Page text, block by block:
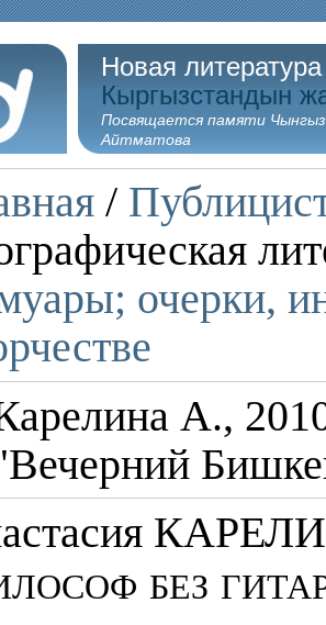
Новая
Кыргызстандын
Посвящается памяти
Айтматова
/
очерки,
А.,
без